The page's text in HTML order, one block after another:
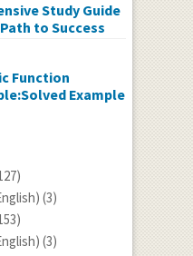
Study Guide
to Success
Function
Example
(3)
(3)